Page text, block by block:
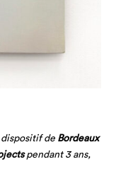
dispositif de Bordeaux
pendant 3 ans,